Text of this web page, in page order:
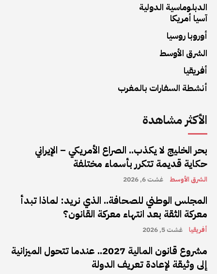
الدبلوماسية الدولية
آسيا أمريكا
أوروبا روسيا
الشرق الأوسط
أفريقيا
أنشطة السفارات بالمغرب
الأكثر مشاهدة
بحر الخليج لا يكذب.. الصراع الأمريكي – الإيراني
حكاية قديمة تتكرر بأسماء مختلفة
الشرق الأوسط غشت 6, 2026
المجلس الوطني للصحافة.. الذي نريد: لماذا تبدأ
معركة الثقة بعد انتهاء معركة القانون؟
أفريقيا غشت 5, 2026
مشروع قانون المالية 2027.. عندما تتحول الميزانية
إلى وثيقة لإعادة تعريف الدولة